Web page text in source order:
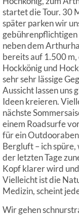
startet die Tour. 30
später parken wir
neben dem
bereits auf 1.500
Hockkönig und
sehr sehr lässige
Aussicht lassen uns
Ideen kreieren.
nächste
einem Roadsurfe
für ein
Bergluft – ich
der letzten Tage
Kopf klarer wird
Vielleicht ist die
Medizin, scheint
Wir gehen